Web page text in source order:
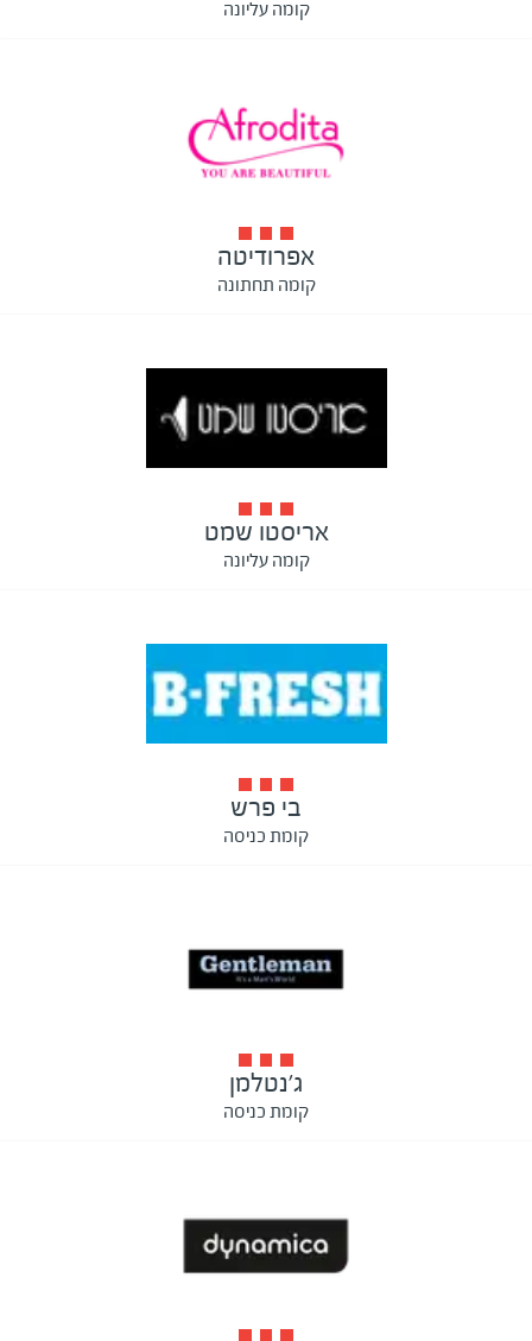
קומה עליונה
אפרודיטה
קומה תחתונה
אריסטו שמט
קומה עליונה
בי פרש
קומת כניסה
ג'נטלמן
קומת כניסה